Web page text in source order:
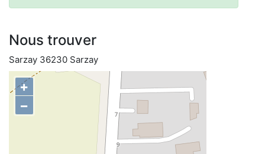
Nous trouver
Sarzay 36230 Sarzay
+
−